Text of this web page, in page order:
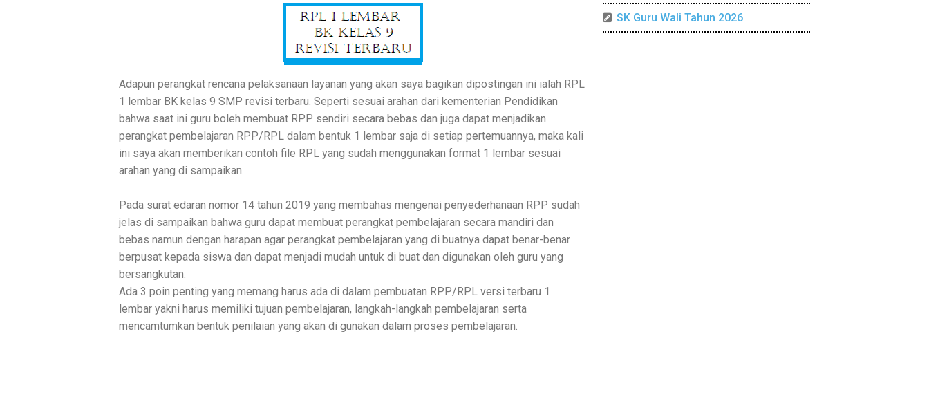
Adapun perangkat rencana pelaksanaan layanan yang akan saya bagikan dipostingan ini ialah RPL
1 lembar BK kelas 9 SMP revisi terbaru. Seperti sesuai arahan dari kementerian Pendidikan
bahwa saat ini guru boleh membuat RPP sendiri secara bebas dan juga dapat menjadikan
perangkat pembelajaran RPP/RPL dalam bentuk 1 lembar saja di setiap pertemuannya, maka kali
ini saya akan memberikan contoh file RPL yang sudah menggunakan format 1 lembar sesuai
arahan yang di sampaikan.
Pada surat edaran nomor 14 tahun 2019 yang membahas mengenai penyederhanaan RPP sudah
jelas di sampaikan bahwa guru dapat membuat perangkat pembelajaran secara mandiri dan
bebas namun dengan harapan agar perangkat pembelajaran yang di buatnya dapat benar-benar
berpusat kepada siswa dan dapat menjadi mudah untuk di buat dan digunakan oleh guru yang
bersangkutan.
Ada 3 poin penting yang memang harus ada di dalam pembuatan RPP/RPL versi terbaru 1
lembar yakni harus memiliki tujuan pembelajaran, langkah-langkah pembelajaran serta
mencamtumkan bentuk penilaian yang akan di gunakan dalam proses pembelajaran.
SK Guru Wali Tahun 2026